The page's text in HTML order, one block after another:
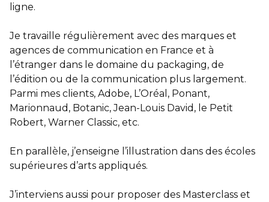
ligne.
Je travaille régulièrement avec des marques et
agences de communication en France et à
l’étranger dans le domaine du packaging, de
l’édition ou de la communication plus largement.
Parmi mes clients, Adobe, L’Oréal, Ponant,
Marionnaud, Botanic, Jean-Louis David, le Petit
Robert, Warner Classic, etc.
En parallèle, j’enseigne l’illustration dans des écoles
supérieures d’arts appliqués.
J’interviens aussi pour proposer des Masterclass et